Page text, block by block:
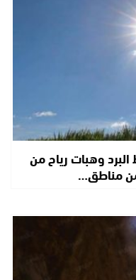
وهبات رياح من
مناطق…